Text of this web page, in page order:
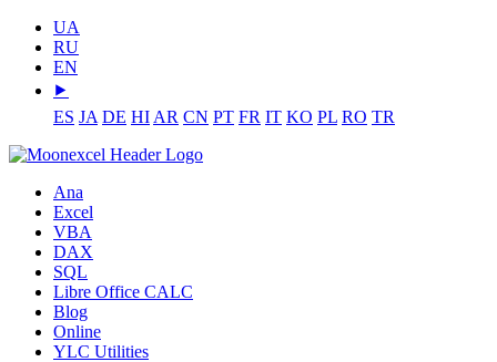
UA
RU
EN
⯈
ES JA DE HI AR CN PT FR IT KO PL RO TR
Ana
Excel
VBA
DAX
SQL
Libre Office CALC
Blog
Online
YLC Utilities